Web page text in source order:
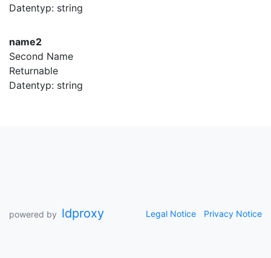
Datentyp: string
name2
Second Name
Returnable
Datentyp: string
powered by ldproxy Legal Notice Privacy Notice